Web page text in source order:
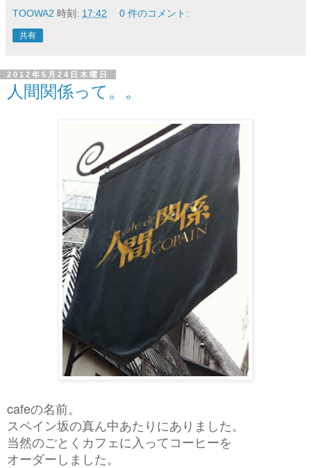
TOOWA2 時刻: 17:42 0 件のコメント:
共有
2012年5月24日木曜日
人間関係って。。
cafeの名前。
スペイン坂の真ん中あたりにありました。
当然のごとくカフェに入ってコーヒーを
オーダーしました。